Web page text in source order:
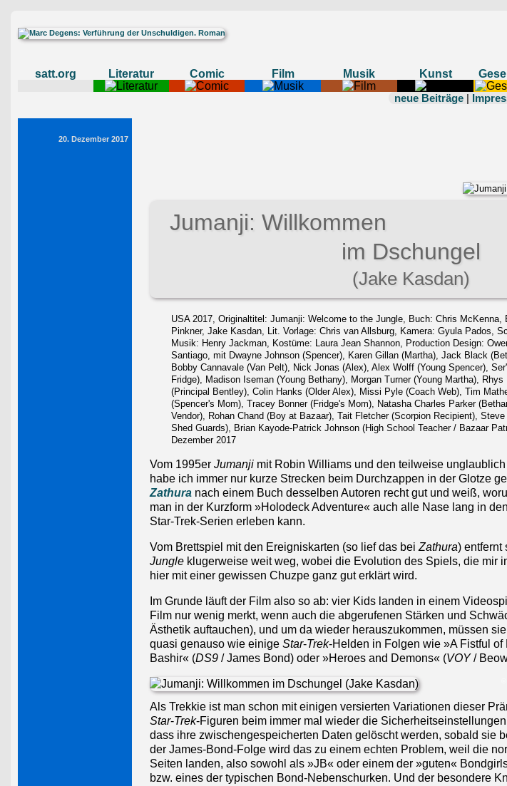
satt.org Literatur Comic Film Musik Kunst
neue Beiträge |
20. Dezember 2017
Jumanji: Willkommen
im Dschungel
(Jake Kasdan)
USA 2017, Originaltitel: Jumanji: Welcome to the Jungle, Buch: Chris
Pinkner, Jake Kasdan, Lit. Vorlage: Chris van Allsburg, Kamera: Gyula Pados,
Musik: Henry Jackman, Kostüme: Laura Jean Shannon, Production Design:
Santiago, mit Dwayne Johnson (Spencer), Karen Gillan (Martha), Jack Black
Bobby Cannavale (Van Pelt), Nick Jonas (Alex), Alex Wolff (Young Spencer),
Fridge), Madison Iseman (Young Bethany), Morgan Turner (Young Martha),
(Principal Bentley), Colin Hanks (Older Alex), Missi Pyle (Coach Web), Tim
(Spencer's Mom), Tracey Bonner (Fridge's Mom), Natasha Charles Parker
Vendor), Rohan Chand (Boy at Bazaar), Tait Fletcher (Scorpion Recipient),
Shed Guards), Brian Kayode-Patrick Johnson (High School Teacher / Bazaar
Dezember 2017
Vom 1995er Jumanji mit Robin Williams und den teilweise
habe ich immer nur kurze Strecken beim Durchzappen in der Glotze
Zathura nach einem Buch desselben Autoren recht gut und weiß,
man in der Kurzform »Holodeck Adventure« auch alle Nase lang in
Star-Trek-Serien erleben kann.
Vom Brettspiel mit den Ereigniskarten (so lief das bei Zathura) entfernt
Jungle klugerweise weit weg, wobei die Evolution des Spiels, die mir
hier mit einer gewissen Chuzpe ganz gut erklärt wird.
Im Grunde läuft der Film also so ab: vier Kids landen in einem
Film nur wenig merkt, wenn auch die abgerufenen Stärken und
Ästhetik auftauchen), und um da wieder herauszukommen, müssen
quasi genauso wie einige Star-Trek-Helden in Folgen wie »A Fistful of
Bashir« (DS9 / James Bond) oder »Heroes and Demons« (VOY/
Als Trekkie ist man schon mit einigen versierten Variationen dieser
Star-Trek-Figuren beim immer mal wieder die
dass ihre zwischengespeicherten Daten gelöscht werden, sobald sie
der James-Bond-Folge wird das zu einem echten Problem, weil die
Seiten landen, also sowohl als »JB« oder einem der »guten«
bzw. eines der typischen Bond-Nebenschurken. Und der besondere